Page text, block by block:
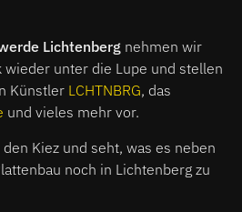
Lichtenberg nehmen wir
unter die Lupe und stellen
Künstler LCHTNBRG, das
und vieles mehr vor.
Kiez und seht, was es neben
noch in Lichtenberg zu